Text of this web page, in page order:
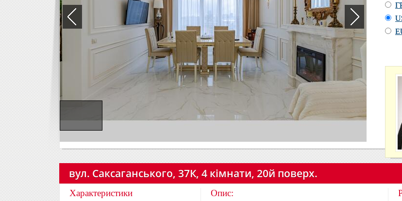
вул. Саксаганського, 37К, 4 кімнати, 20й поверх.
Характеристики Опис: